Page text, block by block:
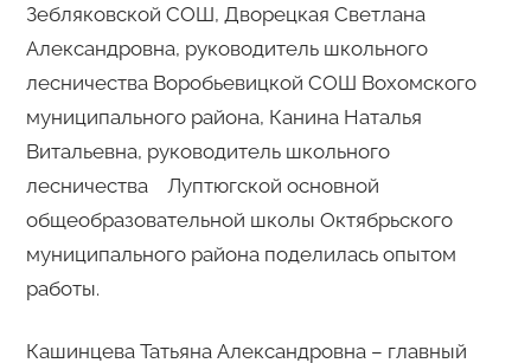
Зебляковской СОШ, Дворецкая Светлана
Александровна, руководитель школьного
лесничества Воробьевицкой СОШ Вохомского
муниципального района, Канина Наталья
Витальевна, руководитель школьного
лесничества Луптюгской основной
общеобразовательной школы Октябрьского
муниципального района поделилась опытом
работы.
Кашинцева Татьяна Александровна – главный